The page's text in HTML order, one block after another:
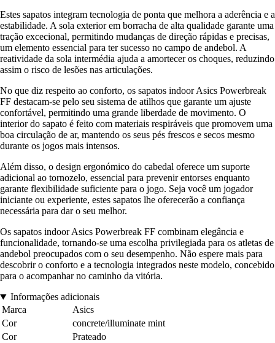
Estes sapatos integram tecnologia de ponta que melhora a aderência e a
estabilidade. A sola exterior em borracha de alta qualidade garante uma
tração excecional, permitindo mudanças de direção rápidas e precisas,
um elemento essencial para ter sucesso no campo de andebol. A
reatividade da sola intermédia ajuda a amortecer os choques, reduzindo
assim o risco de lesões nas articulações.
No que diz respeito ao conforto, os sapatos indoor Asics Powerbreak
FF destacam-se pelo seu sistema de atilhos que garante um ajuste
confortável, permitindo uma grande liberdade de movimento. O
interior do sapato é feito com materiais respiráveis que promovem uma
boa circulação de ar, mantendo os seus pés frescos e secos mesmo
durante os jogos mais intensos.
Além disso, o design ergonómico do cabedal oferece um suporte
adicional ao tornozelo, essencial para prevenir entorses enquanto
garante flexibilidade suficiente para o jogo. Seja você um jogador
iniciante ou experiente, estes sapatos lhe oferecerão a confiança
necessária para dar o seu melhor.
Os sapatos indoor Asics Powerbreak FF combinam elegância e
funcionalidade, tornando-se uma escolha privilegiada para os atletas de
andebol preocupados com o seu desempenho. Não espere mais para
descobrir o conforto e a tecnologia integrados neste modelo, concebido
para o acompanhar no caminho da vitória.
Informações adicionais
Marca
Asics
Cor
concrete/illuminate mint
Cor
Prateado